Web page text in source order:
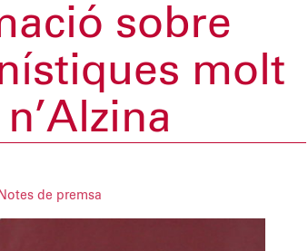
sobre
molt
Notes de premsa